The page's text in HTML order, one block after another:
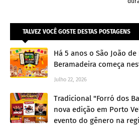
TALVEZ VOCÊ GOSTE DESTAS POSTAGENS
Há 5 anos o São João
Beramadeira começa
Julho 22, 2026
Tradicional "Forró dos
nova edição em Porto
evento do gênero na